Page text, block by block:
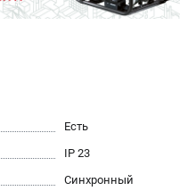
Есть
IP 23
Синхронный